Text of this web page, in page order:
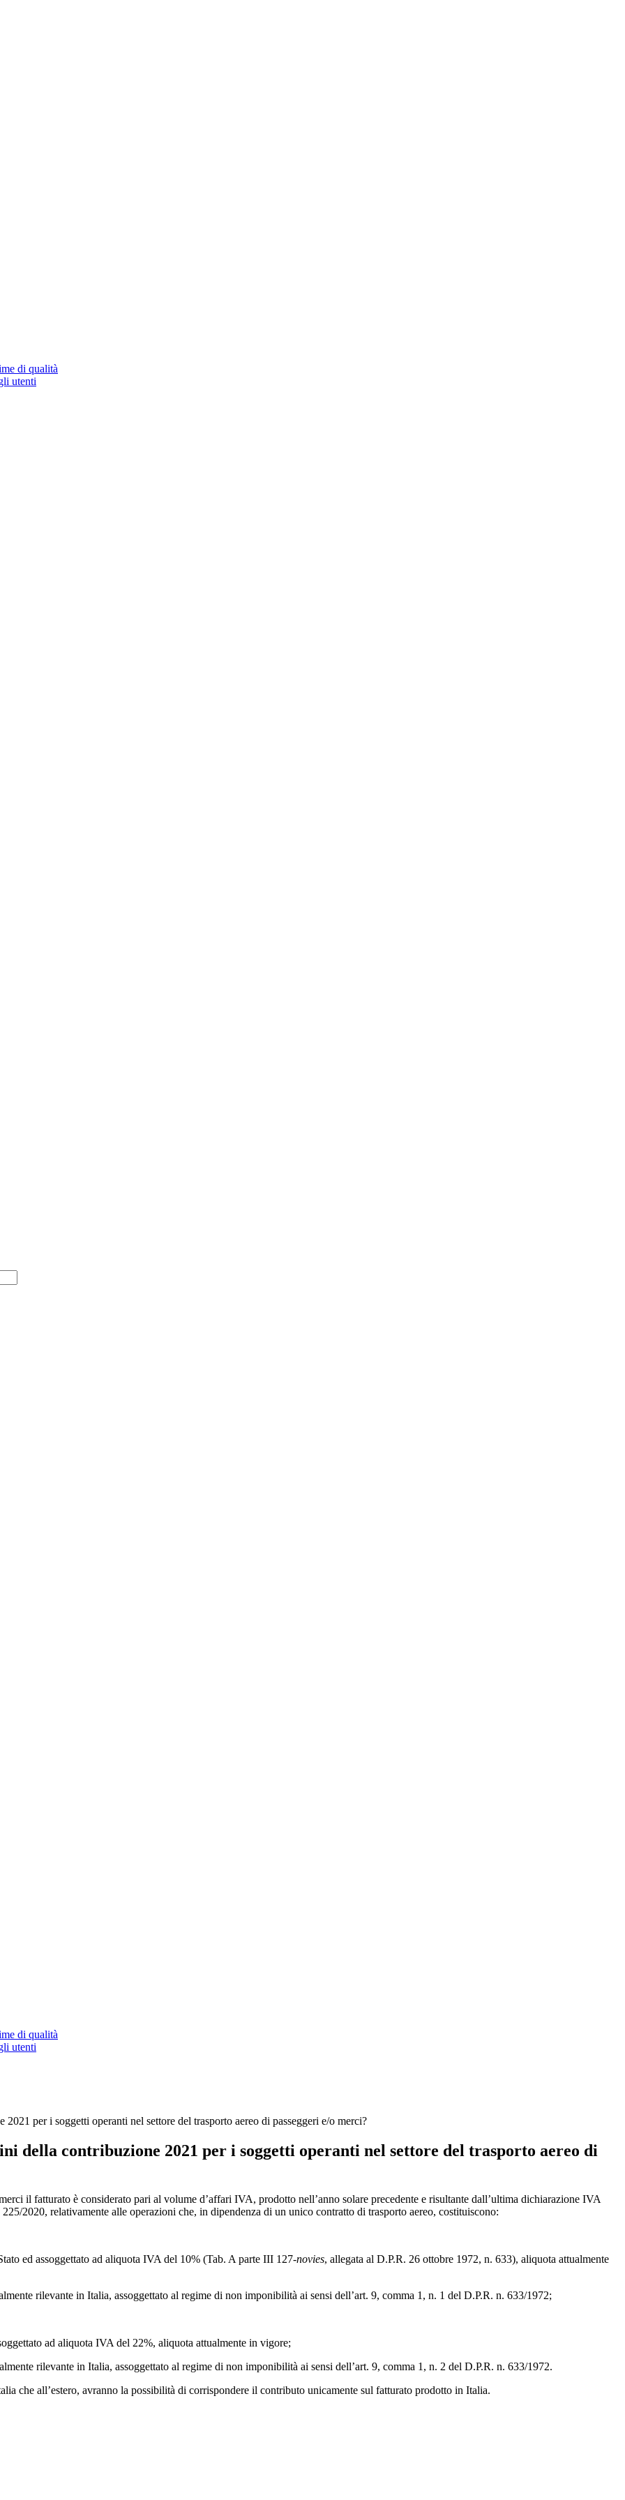
di qualità
utenti
di qualità
utenti
per i soggetti operanti nel settore del trasporto aereo di passeggeri e/o merci?
della contribuzione 2021 per i soggetti operanti nel settore del trasporto aereo di
il fatturato è considerato pari al volume d’affari IVA, prodotto nell’anno solare precedente e risultante dall’ultima dichiarazione IVA
2020, relativamente alle operazioni che, in dipendenza di un unico contratto di trasporto aereo, costituiscono:
ed assoggettato ad aliquota IVA del 10% (Tab. A parte III 127-novies, allegata al D.P.R. 26 ottobre 1972, n. 633), aliquota attualmente
rilevante in Italia, assoggettato al regime di non imponibilità ai sensi dell’art. 9, comma 1, n. 1 del D.P.R. n. 633/1972;
ad aliquota IVA del 22%, aliquota attualmente in vigore;
rilevante in Italia, assoggettato al regime di non imponibilità ai sensi dell’art. 9, comma 1, n. 2 del D.P.R. n. 633/1972.
che all’estero, avranno la possibilità di corrispondere il contributo unicamente sul fatturato prodotto in Italia.